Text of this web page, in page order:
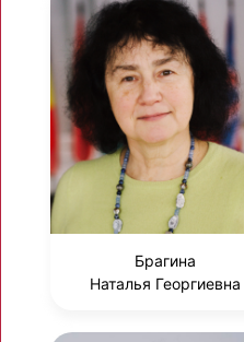
Брагина
Наталья Георгиевна